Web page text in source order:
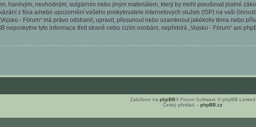
hanlivým, nevhodným, vulgárním nebo jiným materiálem, který by mohl porušovat platné
z fóra a/nebo upozornění vašeho poskytovatele internetových služeb (ISP) na vaši
- Fórum“ má právo odstranit, upravit, přesunout nebo uzamknout jakékoliv téma nebo
neposkytne tyto informace třetí straně nebo cizím osobám, nepřebírá „Vojsko - Fórum“ ani
Založeno na phpBB® Forum Software © phpBB Limited
Český překlad – phpBB.cz